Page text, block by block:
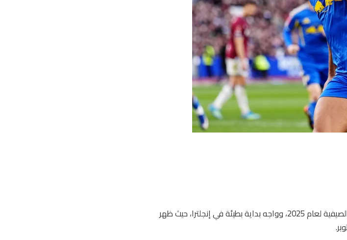
انضم سيينزا إلى ساوثامبتون أثناء فترة الانتقالات الصيفية لعام 2025، وواجه بداية بطيئة في إنجلترا، حيث ظهر